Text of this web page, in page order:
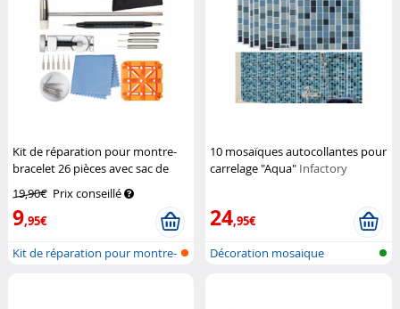
Kit de réparation pour montre-
bracelet 26 pièces avec sac de
19,90€ Prix conseillé
9,95€
Kit de réparation pour montre-
10 mosaïques autocollantes pour
carrelage "Aqua" Infactory
24,95€
Décoration mosaique